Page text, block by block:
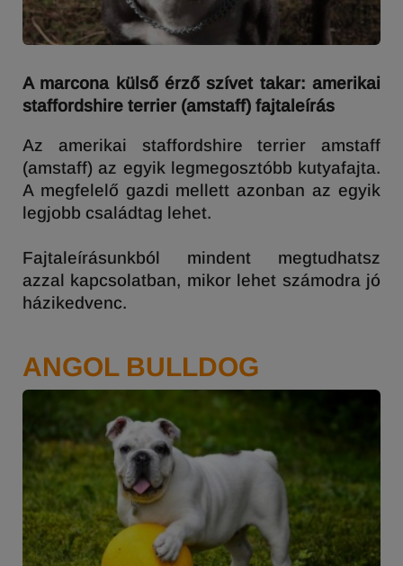
A marcona külső érző szívet takar: amerikai
staffordshire terrier (amstaff) fajtaleírás
Az amerikai staffordshire terrier amstaff
(amstaff) az egyik legmegosztóbb kutyafajta.
A megfelelő gazdi mellett azonban az egyik
legjobb családtag lehet.
Fajtaleírásunkból mindent megtudhatsz
azzal kapcsolatban, mikor lehet számodra jó
házikedvenc.
ANGOL BULLDOG